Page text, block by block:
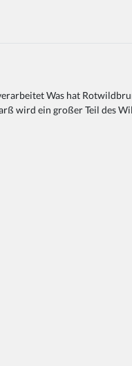
Was hat
wird ein großer Teil des